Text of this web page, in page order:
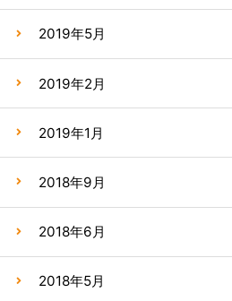
2019年5月
2019年2月
2019年1月
2018年9月
2018年6月
2018年5月